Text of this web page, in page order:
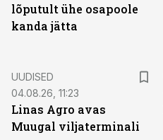
lõputult ühe osapoole
kanda jätta
UUDISED
04.08.26, 11:23
Linas Agro avas
Muugal viljaterminali